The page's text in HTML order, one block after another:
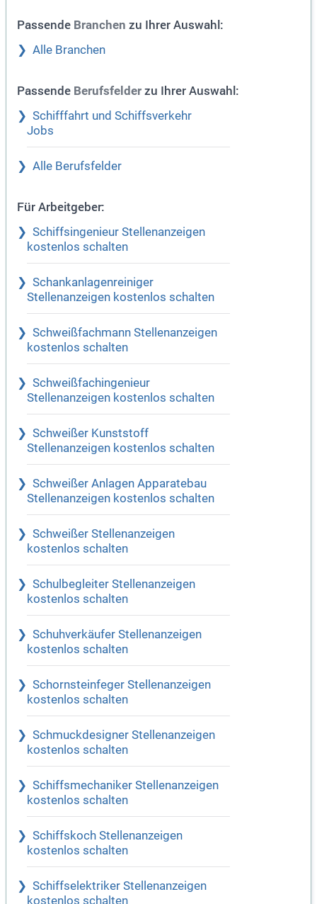
Passende Branchen zu Ihrer Auswahl:
Alle Branchen
Passende Berufsfelder zu Ihrer Auswahl:
Schifffahrt und Schiffsverkehr
Jobs
Alle Berufsfelder
Für Arbeitgeber:
Schiffsingenieur Stellenanzeigen
kostenlos schalten
Schankanlagenreiniger
Stellenanzeigen kostenlos schalten
Schweißfachmann Stellenanzeigen
kostenlos schalten
Schweißfachingenieur
Stellenanzeigen kostenlos schalten
Schweißer Kunststoff
Stellenanzeigen kostenlos schalten
Schweißer Anlagen Apparatebau
Stellenanzeigen kostenlos schalten
Schweißer Stellenanzeigen
kostenlos schalten
Schulbegleiter Stellenanzeigen
kostenlos schalten
Schuhverkäufer Stellenanzeigen
kostenlos schalten
Schornsteinfeger Stellenanzeigen
kostenlos schalten
Schmuckdesigner Stellenanzeigen
kostenlos schalten
Schiffsmechaniker Stellenanzeigen
kostenlos schalten
Schiffskoch Stellenanzeigen
kostenlos schalten
Schiffselektriker Stellenanzeigen
kostenlos schalten